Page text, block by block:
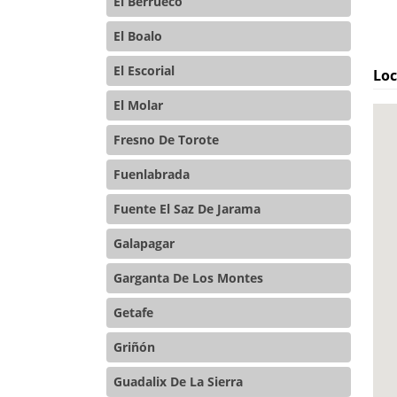
El Boalo
El Escorial
El Molar
Fresno De Torote
Fuenlabrada
Fuente El Saz De Jarama
Galapagar
Garganta De Los Montes
Getafe
Griñón
Guadalix De La Sierra